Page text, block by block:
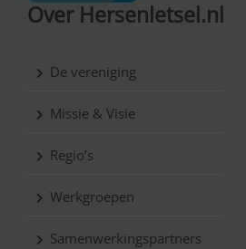
Over Hersenletsel.nl
De vereniging
Missie & Visie
Regio’s
Werkgroepen
Samenwerkingspartners